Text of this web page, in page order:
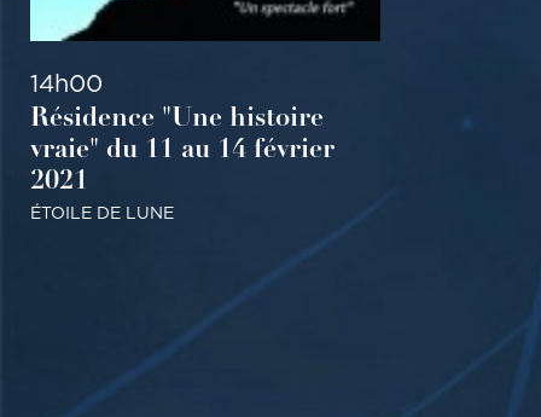
14h00
Résidence "Une histoire
vraie" du 11 au 14 février
2021
ÉTOILE DE LUNE